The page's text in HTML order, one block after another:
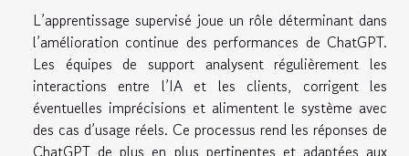
L’apprentissage supervisé joue un rôle déterminant dans
l’amélioration continue des performances de ChatGPT.
Les équipes de support analysent régulièrement les
interactions entre l’IA et les clients, corrigent les
éventuelles imprécisions et alimentent le système avec
des cas d’usage réels. Ce processus rend les réponses de
ChatGPT de plus en plus pertinentes et adaptées aux